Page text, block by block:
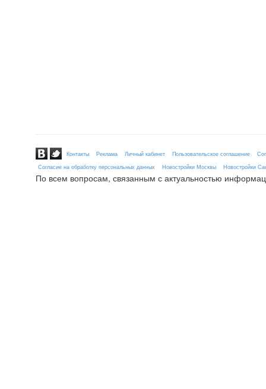
Контакты Реклама Личный кабинет Пользовательское соглашение
Согласие на обработку персональных данных
Новостройки Москвы Новостройки
По всем вопросам, связанным с актуальностью